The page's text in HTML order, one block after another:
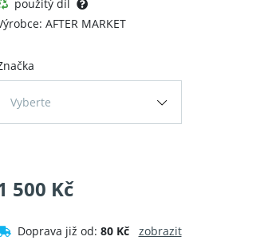
použitý díl
AFTER MARKET
Vyberte
500 Kč
Doprava již od: 80 Kč
zobrazit